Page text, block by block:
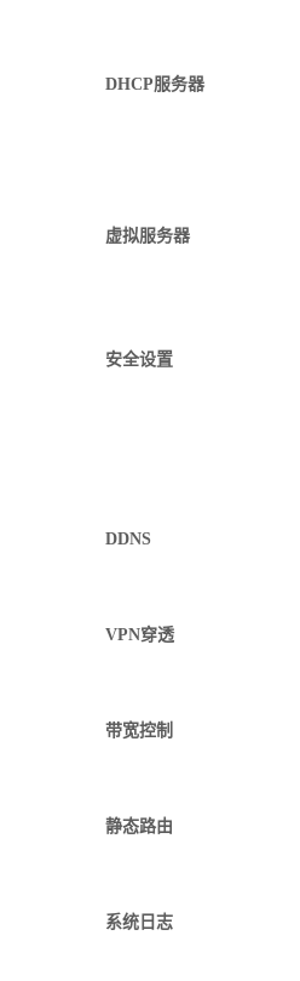
DHCP服务器
虚拟服务器
安全设置
DDNS
VPN穿透
带宽控制
静态路由
系统日志